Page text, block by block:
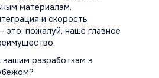
материалам.
и скорость
это, пожалуй, наше главное
вашим разработкам в